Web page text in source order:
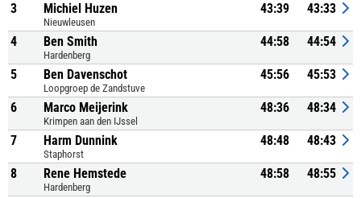
3 Michiel Huzen
Nieuwleusen
43:39 43:33
4 Ben Smith
Hardenberg
44:58 44:54
5 Ben Davenschot
Loopgroep de Zandstuve
45:56 45:53
6 Marco Meijerink
Krimpen aan den IJssel
48:36 48:34
7 Harm Dunnink
Staphorst
48:48 48:43
8 Rene Hemstede
Hardenberg
48:58 48:55